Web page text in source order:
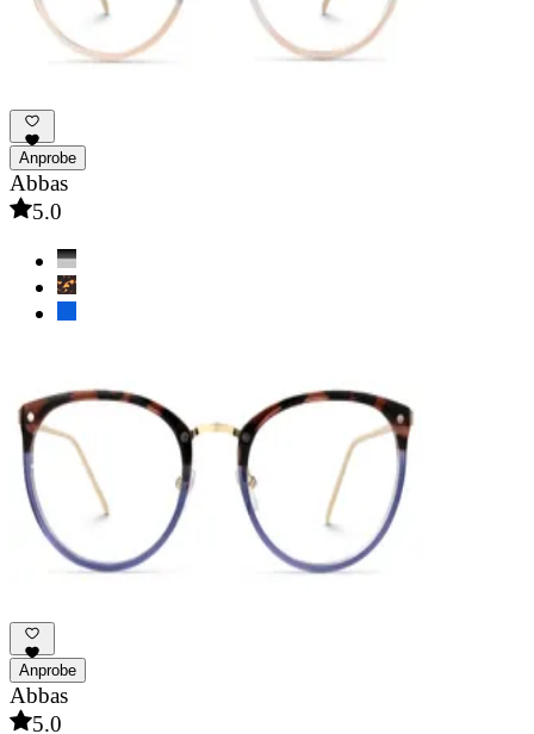
Anprobe
Abbas
5.0
Anprobe
Abbas
5.0